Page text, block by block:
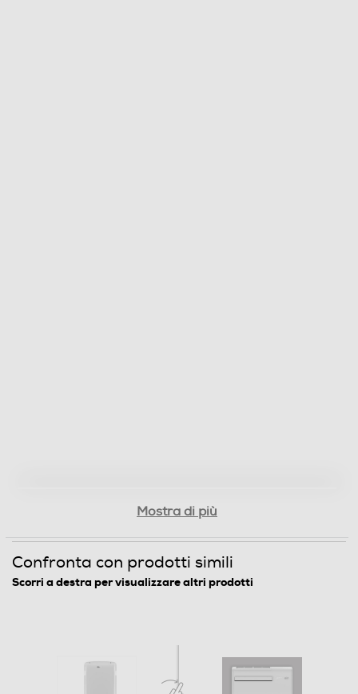
Mostra di più
Confronta con prodotti simili
Scorri a destra per visualizzare altri prodotti